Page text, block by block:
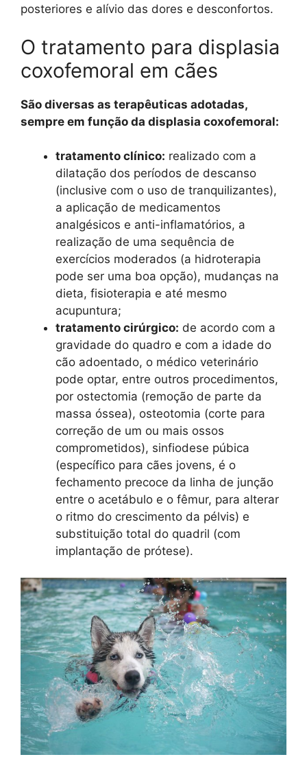
posteriores e alívio das dores e desconfortos.
O tratamento para displasia
coxofemoral em cães
São diversas as terapêuticas adotadas,
sempre em função da displasia coxofemoral:
tratamento clínico: realizado com a
dilatação dos períodos de descanso
(inclusive com o uso de tranquilizantes),
a aplicação de medicamentos
analgésicos e anti-inflamatórios, a
realização de uma sequência de
exercícios moderados (a hidroterapia
pode ser uma boa opção), mudanças na
dieta, fisioterapia e até mesmo
acupuntura;
tratamento cirúrgico: de acordo com a
gravidade do quadro e com a idade do
cão adoentado, o médico veterinário
pode optar, entre outros procedimentos,
por ostectomia (remoção de parte da
massa óssea), osteotomia (corte para
correção de um ou mais ossos
comprometidos), sinfiodese púbica
(específico para cães jovens, é o
fechamento precoce da linha de junção
entre o acetábulo e o fêmur, para alterar
o ritmo do crescimento da pélvis) e
substituição total do quadril (com
implantação de prótese).